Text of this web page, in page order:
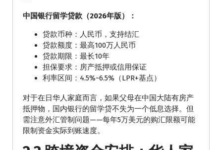
中国银行留学贷款（2026年版）：
贷款币种：人民币，支持结汇
贷款额度：最高100万人民币
贷款期限：最长10年
担保要求：房产抵押或信用保证
利率区间：4.5%~6.5%（LPR+基点）
对于在日华人家庭而言，如果父母在中国大陆有房产
抵押物，国内银行的留学贷不失为一个低息选择。但
需注意外汇管制问题——每年5万美元的购汇限额可能
限制资金实际到账速度。